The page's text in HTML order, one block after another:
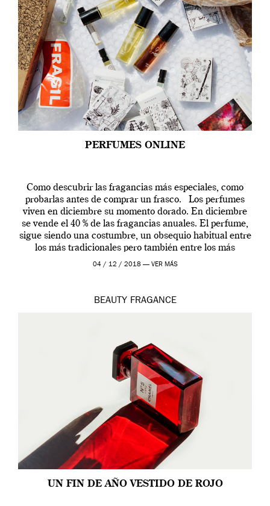
PERFUMES ONLINE
Como descubrir las fragancias más especiales, como
probarlas antes de comprar un frasco. Los perfumes
viven en diciembre su momento dorado. En diciembre
se vende el 40 % de las fragancias anuales. El perfume,
sigue siendo una costumbre, un obsequio habitual entre
los más tradicionales pero también entre los más
modernos. Estos días ha […]
04 / 12 / 2018 — VER MÁS
BEAUTY FRAGANCE
UN FIN DE AÑO VESTIDO DE ROJO